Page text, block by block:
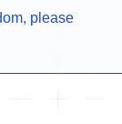
please